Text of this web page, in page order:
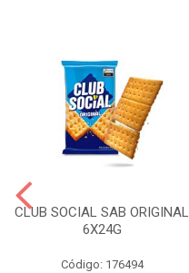
CLUB SOCIAL SAB ORIGINAL
6X24G
Código: 176494